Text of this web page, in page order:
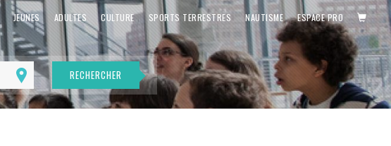
JEUNES ADULTES CULTURE SPORTS TERRESTRES NAUTISME ESPACE PRO
Me
géolocaliser
RECHERCHER